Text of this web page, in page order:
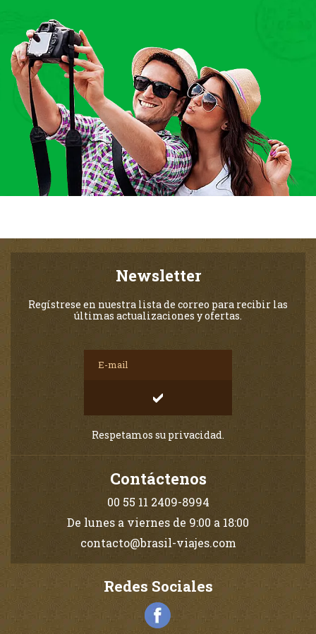
Newsletter
Regístrese en nuestra lista de correo para recibir las
últimas actualizaciones y ofertas.
Respetamos su privacidad.
Contáctenos
00 55 11 2409-8994
De lunes a viernes de 9:00 a 18:00
contacto@brasil-viajes.com
Redes Sociales